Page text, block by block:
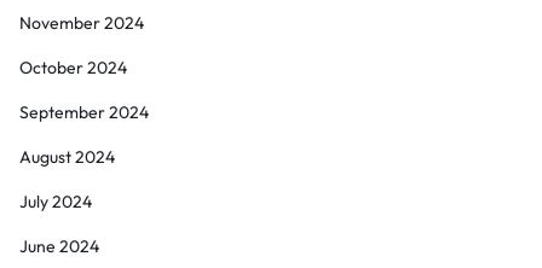
November 2024
October 2024
September 2024
August 2024
July 2024
June 2024